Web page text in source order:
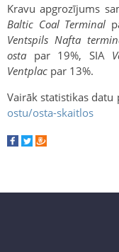
Kravu apgrozījums
Baltic Coal Terminal
Ventspils Nafta
osta par 19%, SIA
Ventplac par 13%.
Vairāk statistikas datu
ostu/osta-skaitlos